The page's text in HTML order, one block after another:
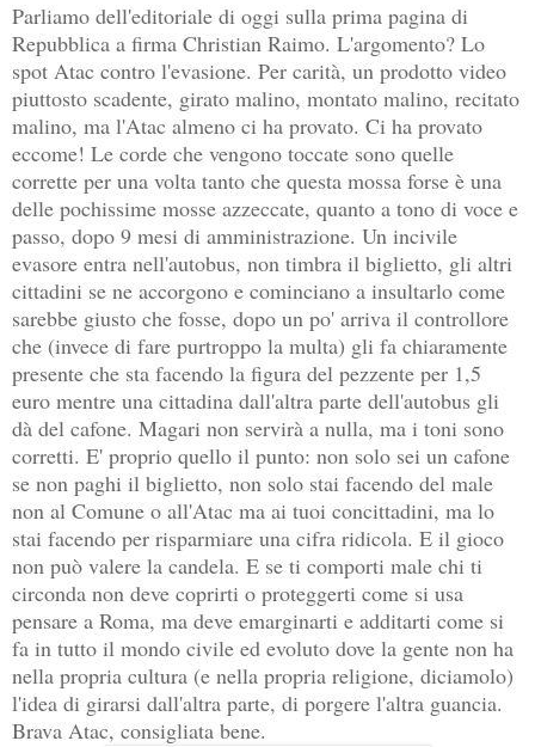
Parliamo dell'editoriale di oggi sulla prima pagina di
Repubblica a firma Christian Raimo. L'argomento? Lo
spot Atac contro l'evasione. Per carità, un prodotto video
piuttosto scadente, girato malino, montato malino, recitato
malino, ma l'Atac almeno ci ha provato. Ci ha provato
eccome! Le corde che vengono toccate sono quelle
corrette per una volta tanto che questa mossa forse è una
delle pochissime mosse azzeccate, quanto a tono di voce e
passo, dopo 9 mesi di amministrazione. Un incivile
evasore entra nell'autobus, non timbra il biglietto, gli altri
cittadini se ne accorgono e cominciano a insultarlo come
sarebbe giusto che fosse, dopo un po' arriva il controllore
che (invece di fare purtroppo la multa) gli fa chiaramente
presente che sta facendo la figura del pezzente per 1,5
euro mentre una cittadina dall'altra parte dell'autobus gli
dà del cafone. Magari non servirà a nulla, ma i toni sono
corretti. E' proprio quello il punto: non solo sei un cafone
se non paghi il biglietto, non solo stai facendo del male
non al Comune o all'Atac ma ai tuoi concittadini, ma lo
stai facendo per risparmiare una cifra ridicola. E il gioco
non può valere la candela. E se ti comporti male chi ti
circonda non deve coprirti o proteggerti come si usa
pensare a Roma, ma deve emarginarti e additarti come si
fa in tutto il mondo civile ed evoluto dove la gente non ha
nella propria cultura (e nella propria religione, diciamolo)
l'idea di girarsi dall'altra parte, di porgere l'altra guancia.
Brava Atac, consigliata bene.